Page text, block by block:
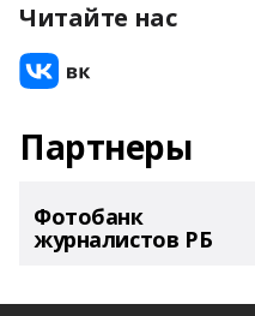
Читайте нас
Партнеры
Фотобанк
журналистов РБ